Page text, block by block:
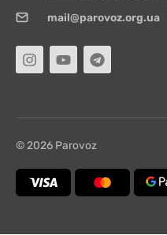
mail@parovoz.org.ua
© 2026 Parovoz